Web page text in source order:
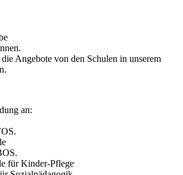
Angebote von den Schulen in unserem
an:
für Kinder-Pflege